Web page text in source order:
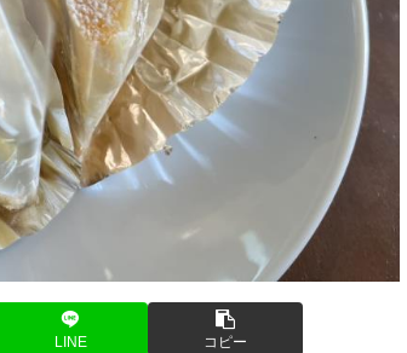
LINE コピー